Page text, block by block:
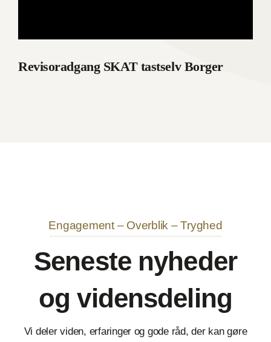
Revisoradgang SKAT tastselv Borger
Engagement – Overblik – Tryghed
Seneste nyheder
og vidensdeling
Vi deler viden, erfaringer og gode råd, der kan gøre